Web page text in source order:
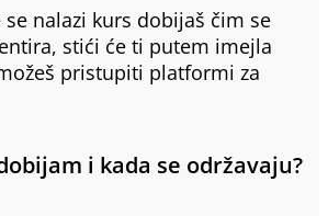
nalazi kurs dobijaš čim se
stići će ti putem imejla
pristupiti platformi za
i kada se održavaju?